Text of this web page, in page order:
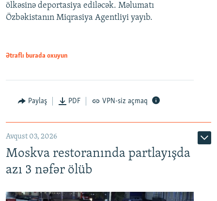
ölkəsinə deportasiya ediləcək. Məlumatı
Özbəkistanın Miqrasiya Agentliyi yayıb.
Ətraflı burada oxuyun
Paylaş PDF VPN-siz açmaq
Avqust 03, 2026
Moskva restoranında partlayışda
azı 3 nəfər ölüb